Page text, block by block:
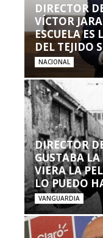
DIRECTOR
VÍCTOR
ESCUELA ES
DEL TEJIDO
NACIONAL
DIRECTOR
GUSTABA
VIERA LA
LO PUEDO
VANGUARDIA